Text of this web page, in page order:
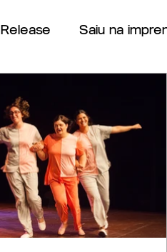
Release Saiu na